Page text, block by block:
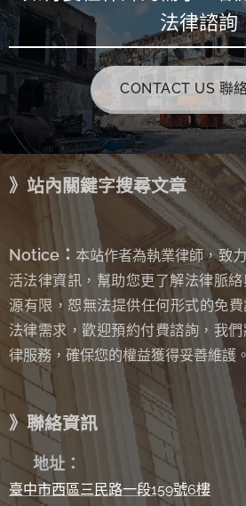
法律諮詢
CONTACT US 聯
》站內關鍵字搜尋文章
Notice： 本站作者為執業律師，致
活法律資訊，幫助您更了解法律脈
源有限，恕無法提供任何形式的免
法律需求，歡迎預約付費諮詢，我
律服務，確保您的權益獲得妥善維護。
》聯絡資訊
地址：
臺中市西區三民路一段159號6樓